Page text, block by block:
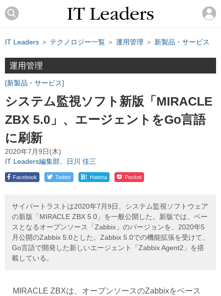
IT Leaders ＞ テクノロジー一覧 ＞ 運用管理 ＞ 新製品・サービス
運用管理
新製品・サービス
システム監視ソフト新版「MIRACLE
ZBX 5.0」、エージェントをGo言語
に刷新
2020年7月9日(木)
IT Leaders編集部、日川 佳三
Facebook Twitter ! Hatena Pocket
サイバートラストは2020年7月9日、システム監視ソフトウェア
の新版「MIRACLE ZBX 5.0」を一般公開した。新版では、ベー
スとなるオープンソース「Zabbix」のバージョンを、2020年5
月公開のZabbix 5.0とした。Zabbix 5.0での機能拡張を受けて、
Go言語で開発した新しいエージェント「Zabbix Agent2」を搭
載している。
MIRACLE ZBXは、オープンソースのZabbixをベース